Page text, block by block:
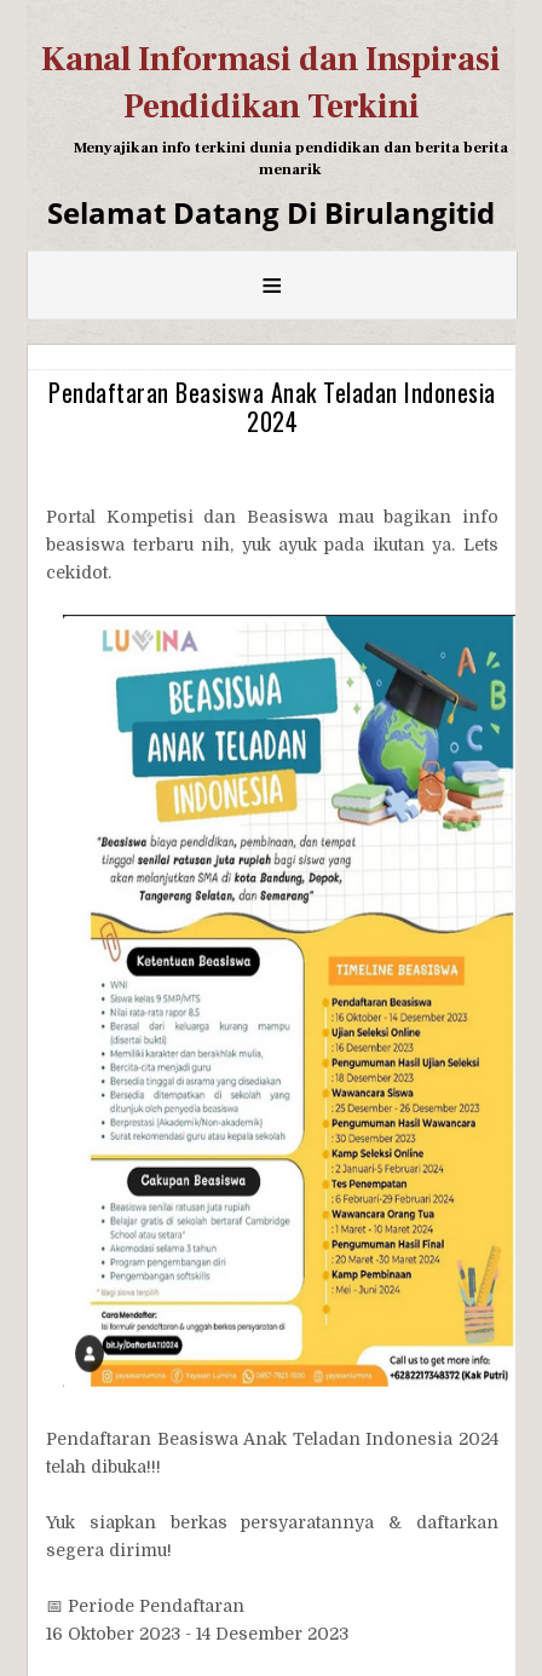
Kanal Informasi dan Inspirasi
Pendidikan Terkini
Menyajikan info terkini dunia pendidikan dan berita berita
menarik
Selamat Datang Di Birulangitid
≡
Pendaftaran Beasiswa Anak Teladan Indonesia
2024
Portal Kompetisi dan Beasiswa mau bagikan info
beasiswa terbaru nih, yuk ayuk pada ikutan ya. Lets
cekidot.
Pendaftaran Beasiswa Anak Teladan Indonesia 2024
telah dibuka!!!
Yuk siapkan berkas persyaratannya & daftarkan
segera dirimu!
📅 Periode Pendaftaran
16 Oktober 2023 - 14 Desember 2023